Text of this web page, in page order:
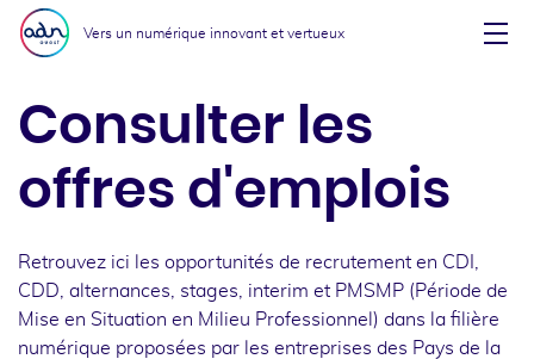
Aller au menu
Aller au contenu
Vers un numérique innovant et vertueux
Consulter les
offres d'emplois
Retrouvez ici les opportunités de recrutement en CDI,
CDD, alternances, stages, interim et PMSMP (Période de
Mise en Situation en Milieu Professionnel) dans la filière
numérique proposées par les entreprises des Pays de la